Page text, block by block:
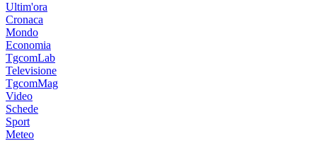
Ultim'ora
Cronaca
Mondo
Economia
TgcomLab
Televisione
TgcomMag
Video
Schede
Sport
Meteo